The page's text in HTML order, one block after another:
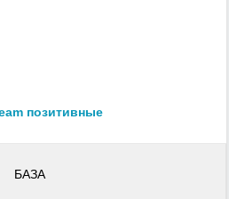
позитивные
БАЗА